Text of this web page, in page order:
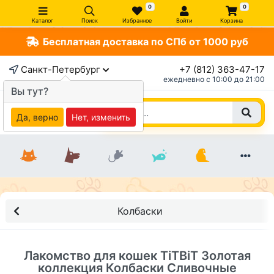
Каталог Поиск
0
Избранное Войти
0
Корзина
Бесплатная доставка по СПб от 1000 руб
Санкт-Петербург +7 (812) 363-47-17
ежедневно c 10:00 до 21:00
Колбаски
Лакомство для кошек TiTBiT Золотая
коллекция Колбаски Сливочные
Вы тут?
Да, верно Нет, изменить